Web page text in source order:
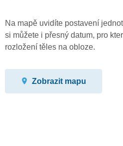
Na mapě uvidíte postavení
si můžete i přesný datum, pro
rozložení těles na obloze.
Zobrazit mapu